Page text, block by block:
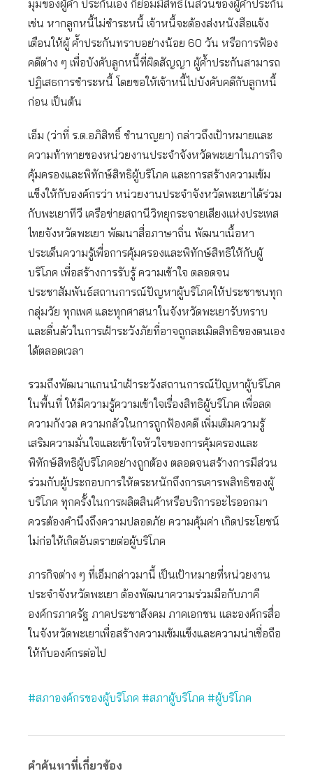
มุมของผู้ค้ำ ประกันเอง ก็ย่อมมีสิทธิในส่วนของผู้ค้ำประกัน
เช่น หากลูกหนี้ไม่ชำระหนี้ เจ้าหนี้จะต้องส่งหนังสือแจ้ง
เตือนให้ผู้ ค้ำประกันทราบอย่างน้อย 60 วัน หรือการฟ้อง
คดีต่าง ๆ เพื่อบังคับลูกหนี้ที่ผิดสัญญา ผู้ค้ำประกันสามารถ
ปฏิเสธการชำระหนี้ โดยขอให้เจ้าหนี้ไปบังคับคดีกับลูกหนี้
ก่อน เป็นต้น
เอ็ม (ว่าที่ ร.ต.อภิสิทธิ์ ชำนาญยา) กล่าวถึงเป้าหมายและ
ความท้าทายของหน่วยงานประจำจังหวัดพะเยาในภารกิจ
คุ้มครองและพิทักษ์สิทธิผู้บริโภค และการสร้างความเข้ม
แข็งให้กับองค์กรว่า หน่วยงานประจำจังหวัดพะเยาได้ร่วม
กับพะเยาทีวี เครือข่ายสถานีวิทยุกระจายเสียงแห่งประเทส
ไทยจังหวัดพะเยา พัฒนาสื่อภาษาถิ่น พัฒนาเนื้อหา
ประเด็นความรู้เพื่อการคุ้มครองและพิทักษ์สิทธิให้กับผู้
บริโภค เพื่อสร้างการรับรู้ ความเข้าใจ ตลอดจน
ประชาสัมพันธ์สถานการณ์ปัญหาผู้บริโภคให้ประชาชนทุก
กลุ่มวัย ทุกเพศ และทุกศาสนาในจังหวัดพะเยารับทราบ
และตื่นตัวในการเฝ้าระวังภัยที่อาจถูกละเมิดสิทธิของตนเอง
ได้ตลอดเวลา
รวมถึงพัฒนาแกนนำเฝ้าระวังสถานการณ์ปัญหาผู้บริโภค
ในพื้นที่ ให้มีความรู้ความเข้าใจเรื่องสิทธิผู้บริโภค เพื่อลด
ความกังวล ความกลัวในการถูกฟ้องคดี เพิ่มเติมความรู้
เสริมความมั่นใจและเข้าใจหัวใจของการคุ้มครองและ
พิทักษ์สิทธิผู้บริโภคอย่างถูกต้อง ตลอดจนสร้างการมีส่วน
ร่วมกับผู้ประกอบการให้ตระหนักถึงการเคารพสิทธิของผู้
บริโภค ทุกครั้งในการผลิตสินค้าหรือบริการอะไรออกมา
ควรต้องคำนึงถึงความปลอดภัย ความคุ้มค่า เกิดประโยชน์
ไม่ก่อให้เกิดอันตรายต่อผู้บริโภค
ภารกิจต่าง ๆ ที่เอ็มกล่าวมานี้ เป็นเป้าหมายที่หน่วยงาน
ประจำจังหวัดพะเยา ต้องพัฒนาความร่วมมือกับภาคี
องค์กรภาครัฐ ภาคประชาสังคม ภาคเอกชน และองค์กรสื่อ
ในจังหวัดพะเยาเพื่อสร้างความเข้มแข็งและความน่าเชื่อถือ
ให้กับองค์กรต่อไป
#สภาองค์กรของผู้บริโภค #สภาผู้บริโภค #ผู้บริโภค
คำค้นหาที่เกี่ยวข้อง